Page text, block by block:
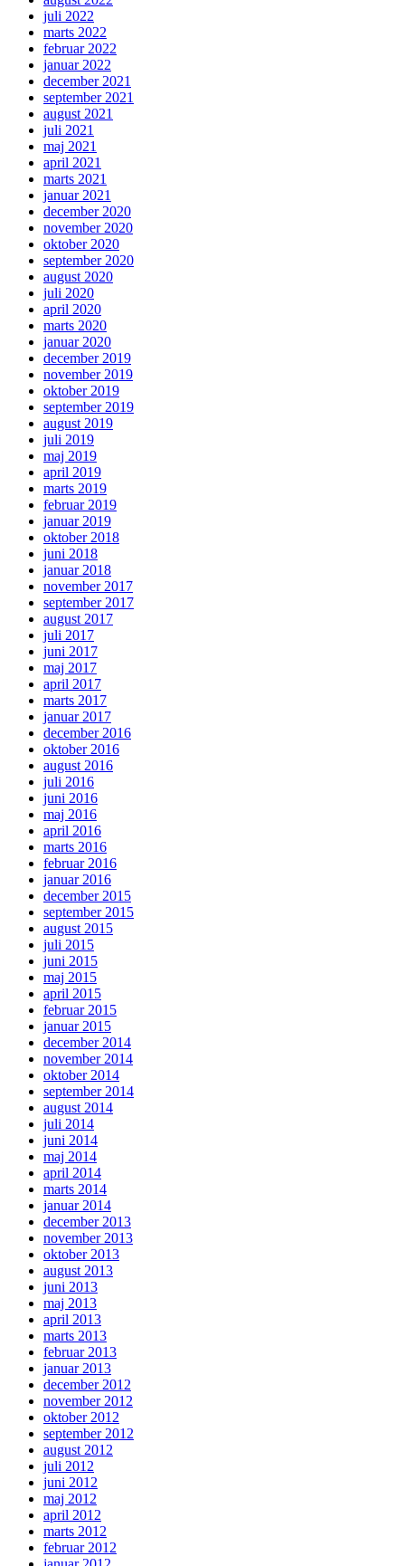
juli 2022
marts 2022
februar 2022
januar 2022
december 2021
september 2021
august 2021
juli 2021
maj 2021
april 2021
marts 2021
januar 2021
december 2020
november 2020
oktober 2020
september 2020
august 2020
juli 2020
april 2020
marts 2020
januar 2020
december 2019
november 2019
oktober 2019
september 2019
august 2019
juli 2019
maj 2019
april 2019
marts 2019
februar 2019
januar 2019
oktober 2018
juni 2018
januar 2018
november 2017
september 2017
august 2017
juli 2017
juni 2017
maj 2017
april 2017
marts 2017
januar 2017
december 2016
oktober 2016
august 2016
juli 2016
juni 2016
maj 2016
april 2016
marts 2016
februar 2016
januar 2016
december 2015
september 2015
august 2015
juli 2015
juni 2015
maj 2015
april 2015
februar 2015
januar 2015
december 2014
november 2014
oktober 2014
september 2014
august 2014
juli 2014
juni 2014
maj 2014
april 2014
marts 2014
januar 2014
december 2013
november 2013
oktober 2013
august 2013
juni 2013
maj 2013
april 2013
marts 2013
februar 2013
januar 2013
december 2012
november 2012
oktober 2012
september 2012
august 2012
juli 2012
juni 2012
maj 2012
april 2012
marts 2012
februar 2012